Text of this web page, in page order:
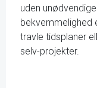
uden
bekvemmelighed
travle tidsplaner
selv-projekter.